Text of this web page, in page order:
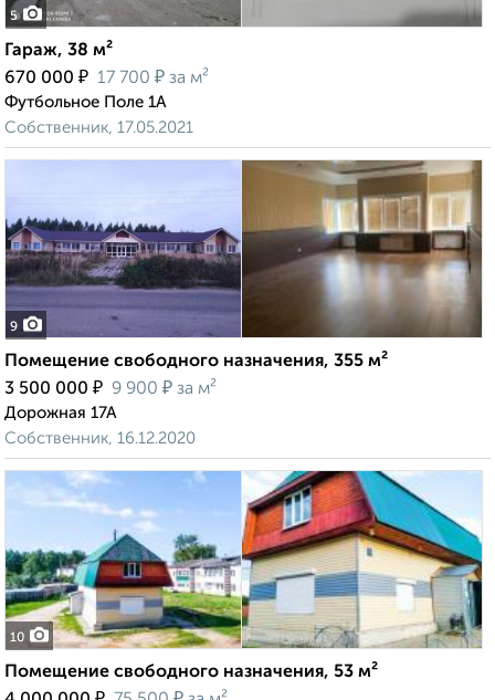
5
Гараж, 38 м²
670 000 ₽ 17 700 ₽ за м²
Футбольное Поле 1А
Собственник, 17.05.2021
9
Помещение свободного назначения, 355 м²
3 500 000 ₽ 9 900 ₽ за м²
Дорожная 17А
Собственник, 16.12.2020
10
Помещение свободного назначения, 53 м²